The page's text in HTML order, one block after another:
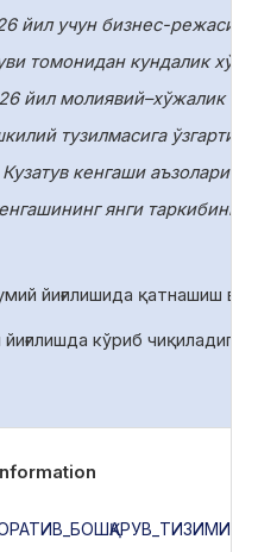
йил учун бизнес-
томонидан кундалик
йил молиявий–хўжалик
тузилмасига
кенгаши
янги таркибини
йиғилишида қатнашиш
кўриб